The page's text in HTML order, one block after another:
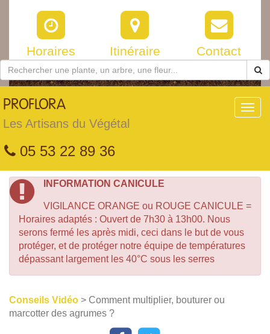
Horaires Itinéraire Contact
PROFLORA
Les Artisans du Végétal
05 53 22 89 36
INFORMATION CANICULE
VIGILANCE ORANGE ou ROUGE CANICULE =
Horaires adaptés : Ouvert de 7h30 à 13h00. Nous
serons fermé les après midi, ceci dans le but de vous
protéger, et de protéger notre équipe de températures
dépassant largement les 40°C sous les serres
Conseils Vidéo > Comment multiplier, bouturer ou
marcotter des agrumes ?